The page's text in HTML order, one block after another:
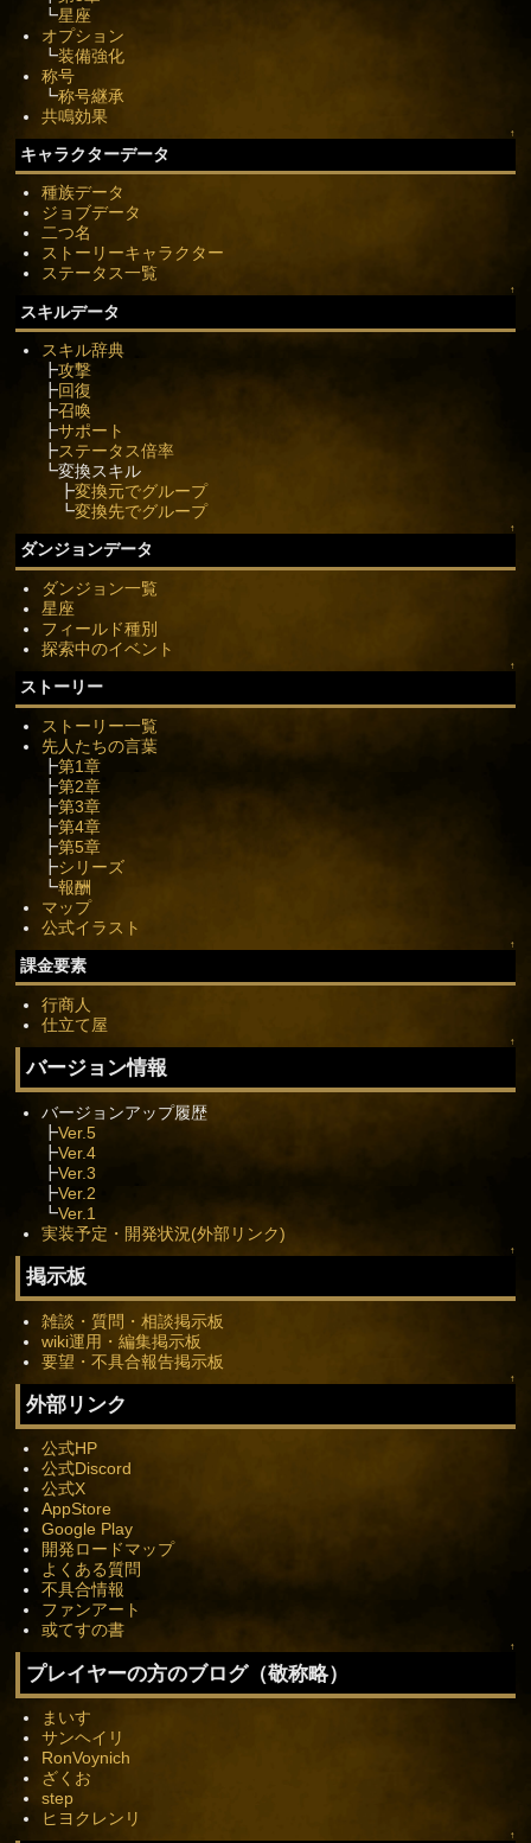
┗星座
オプション
┗装備強化
称号
┗称号継承
共鳴効果
↑
キャラクターデータ
種族データ
ジョブデータ
二つ名
ストーリーキャラクター
ステータス一覧
↑
スキルデータ
スキル辞典
┣攻撃
┣回復
┣召喚
┣サポート
┣ステータス倍率
┗変換スキル
┣変換元でグループ
┗変換先でグループ
↑
ダンジョンデータ
ダンジョン一覧
星座
フィールド種別
探索中のイベント
↑
ストーリー
ストーリー一覧
先人たちの言葉
┣第1章
┣第2章
┣第3章
┣第4章
┣第5章
┣シリーズ
┗報酬
マップ
公式イラスト
↑
課金要素
行商人
仕立て屋
↑
バージョン情報
バージョンアップ履歴
┣Ver.5
┣Ver.4
┣Ver.3
┣Ver.2
┗Ver.1
実装予定・開発状況(外部リンク)
↑
掲示板
雑談・質問・相談掲示板
wiki運用・編集掲示板
要望・不具合報告掲示板
↑
外部リンク
公式HP
公式Discord
公式X
AppStore
Google Play
開発ロードマップ
よくある質問
不具合情報
ファンアート
或てすの書
↑
プレイヤーの方のブログ（敬称略）
まいす
サンヘイリ
RonVoynich
ざくお
step
ヒヨクレンリ
↑